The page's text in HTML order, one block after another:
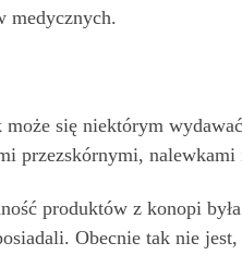
medycznych.
się niektórym
przezskórnymi, nalewkami
produktów z konopi
Obecnie tak nie